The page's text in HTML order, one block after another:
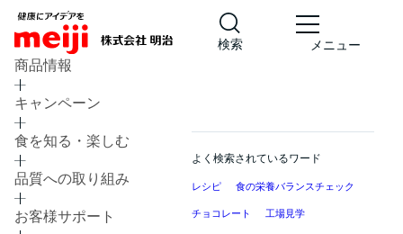
検索 メニュー
商品情報
キャンペーン
食を知る・楽しむ
品質への取り組み
お客様サポート
よく検索されているワード
レシピ 食の栄養バランスチェック
チョコレート 工場見学